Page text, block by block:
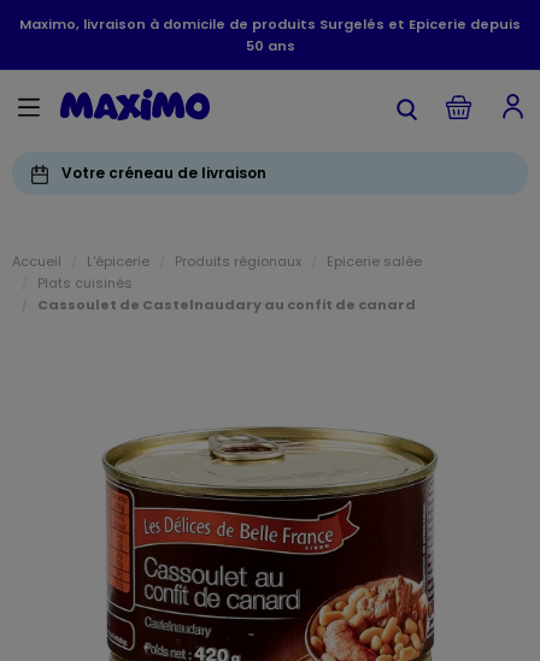
Maximo, livraison à domicile de produits Surgelés et Epicerie depuis
50 ans
Votre créneau de livraison
Accueil L'épicerie Produits régionaux
Epicerie salée
Plats cuisinés
Cassoulet de Castelnaudary au confit de canard